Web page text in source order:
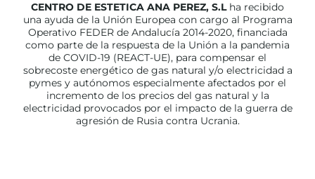
CENTRO DE ESTETICA ANA PEREZ, S.Lha recibido
una ayuda de la Unión Europea con cargo al Programa
Operativo FEDER de Andalucía 2014-2020, financiada
como parte de la respuesta de la Unión a la pandemia
de COVID-19 (REACT-UE), para compensar el
sobrecoste energético de gas natural y/o electricidad a
pymes y autónomos especialmente afectados por el
incremento de los precios del gas natural y la
electricidad provocados por el impacto de la guerra de
agresión de Rusia contra Ucrania.